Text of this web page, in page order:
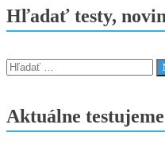
novinky
Torres
Hybrid
na
Hľadať testy,
Hľadať:
Aktuálne